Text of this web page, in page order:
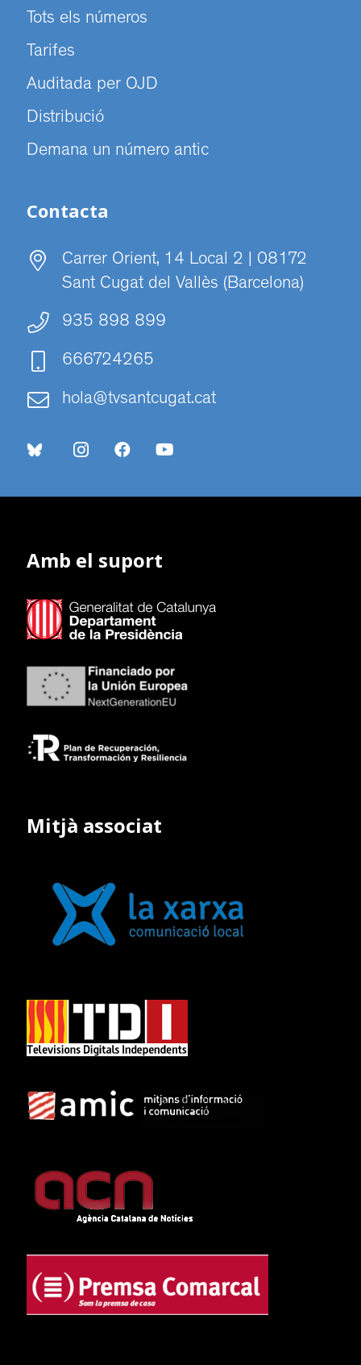
Tots els números
Tarifes
Auditada per OJD
Distribució
Demana un número antic
Contacta
Carrer Orient, 14 Local 2 | 08172
Sant Cugat del Vallès (Barcelona)
935 898 899
666724265
hola@tvsantcugat.cat
Amb el suport
Mitjà associat